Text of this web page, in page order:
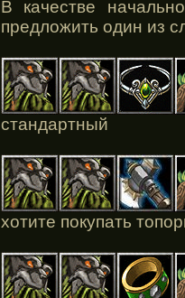
В качестве
предложить один из
стандартный
хотите покупать